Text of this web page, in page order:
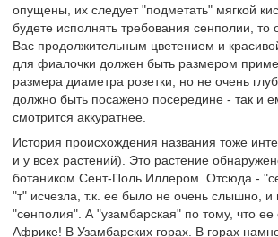
опущены, их следует "подметать" мягкой
будете исполнять требования сенполии, то
Вас продолжительным цветением и
для фиалочки должен быть размером
размера диаметра розетки, но не очень
должно быть посажено посередине - так и
смотрится аккуратнее.
История происхождения названия тоже
и у всех растений). Это растение
ботаником Сент-Поль Иллером. Отсюда -
"т" исчезла, т.к. ее было не очень слышно, и
"сенполия". А "узамбарская" по тому, что
Африке! В Узамбарских горах. В горах